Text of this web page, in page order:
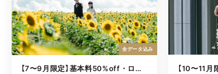
【7〜9月限定】基本料50%off・ロケキャンペーン
全データ込み